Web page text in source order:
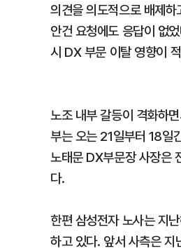
의견을 의도적으로 배제
안건 요청에도 응답이 없
시 DX 부문 이탈 영향이
노조 내부 갈등이 격화하
부는 오는 21일부터 18일
노태문 DX부문장 사장은
다.
한편 삼성전자 노사는 지
하고 있다. 앞서 사측은